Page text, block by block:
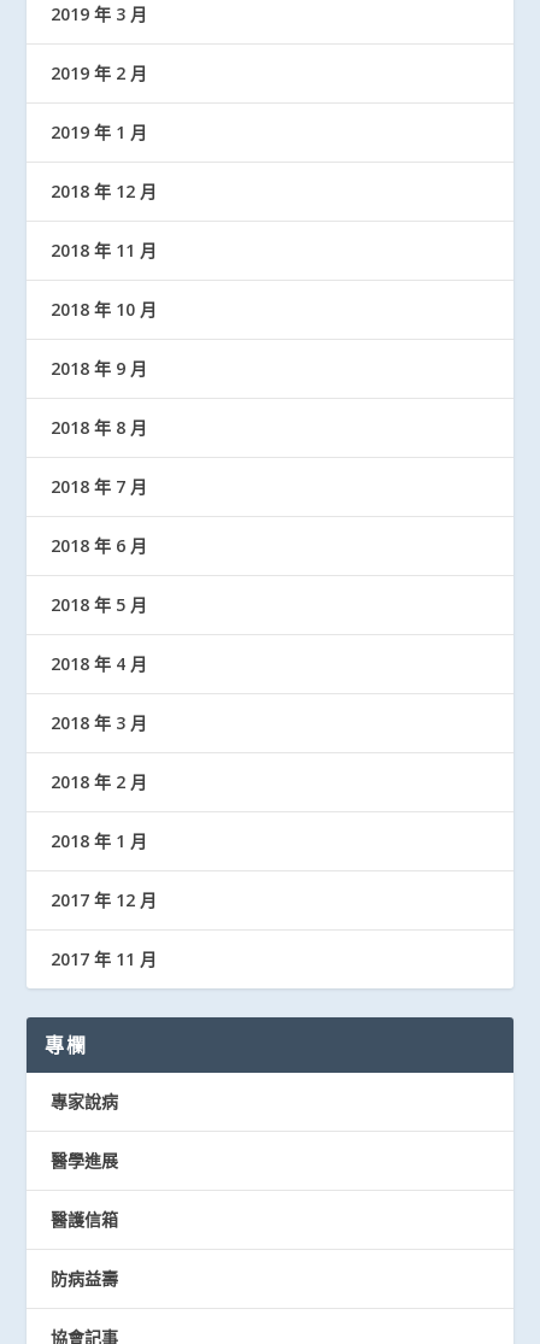
2019 年 3 月
2019 年 2 月
2019 年 1 月
2018 年 12 月
2018 年 11 月
2018 年 10 月
2018 年 9 月
2018 年 8 月
2018 年 7 月
2018 年 6 月
2018 年 5 月
2018 年 4 月
2018 年 3 月
2018 年 2 月
2018 年 1 月
2017 年 12 月
2017 年 11 月
專欄
專家說病
醫學進展
醫護信箱
防病益壽
協會記事